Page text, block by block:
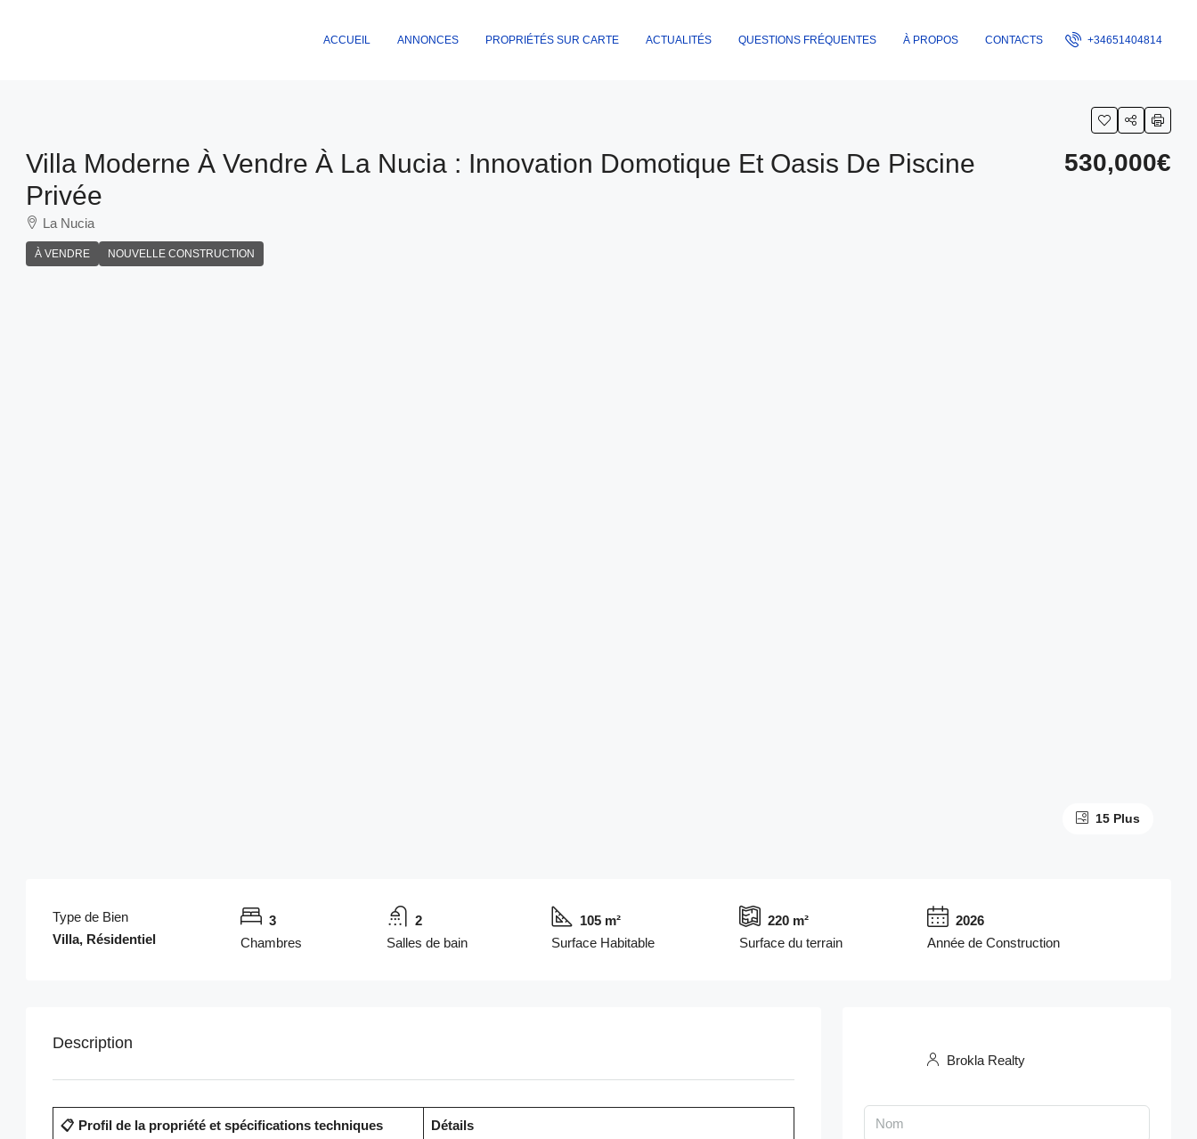
ACCUEIL ANNONCES PROPRIÉTÉS SUR CARTE ACTUALITÉS QUESTIONS FRÉQUENTES À PROPOS CONTACTS +34651404814
Villa Moderne À Vendre À La Nucia : Innovation Domotique Et Oasis De Piscine
Privée
La Nucia
À VENDRE NOUVELLE CONSTRUCTION
530,000€
15 Plus
Type de Bien
Villa, Résidentiel
3
Chambres
2
Salles de bain
105 m²
Surface Habitable
220 m²
Surface du terrain
2026
Année de Construction
Description
📋 Profil de la propriété et spécifications techniques Détails
Brokla Realty